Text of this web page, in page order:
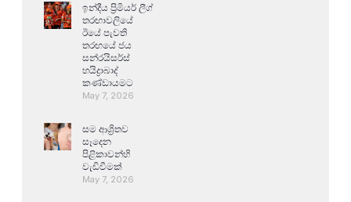
ඉන්දීය ප්‍රිමියර් ලීග්
තරඟාවලියේ
ඊයේ පැවති
තරඟයේ ජය
සන්රයිසර්ස්
හයිද්‍රාබාද්
කණ්ඩායමට
May 7, 2026
සම ආශ්‍රිතව
සෑදෙන
පිළිකාවන්හි
වැඩිවීමක්
May 7, 2026